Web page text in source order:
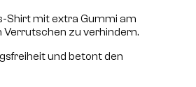
Shirt mit extra Gummi am
Verrutschen zu verhindern.
und betont den